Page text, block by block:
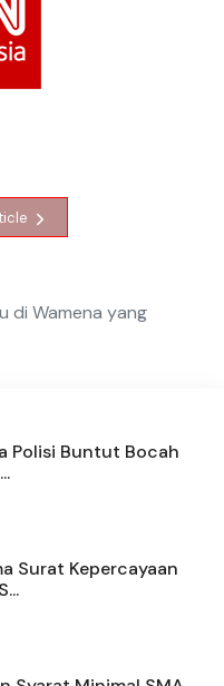
di Wamena yang
Polisi Buntut Bocah
Surat Kepercayaan